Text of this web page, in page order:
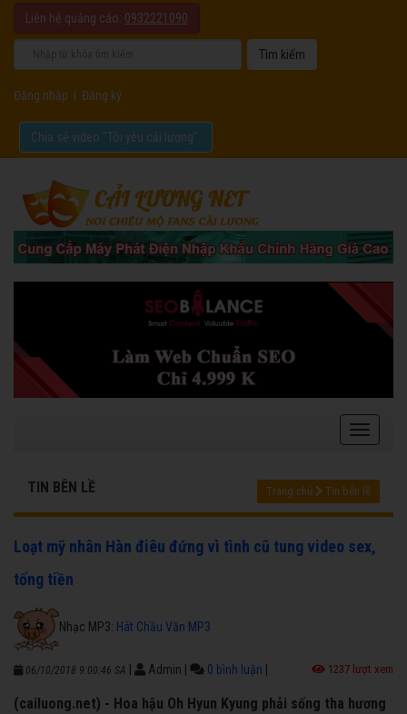
Liên hệ quảng cáo: 0932221090
Đăng nhập Đăng ký
Chia sẻ video "Tôi yêu cải lương".
TIN BÊN LỀ Trang chủ Tin bên lề
Loạt mỹ nhân Hàn điêu đứng vì tình cũ tung video sex,
tống tiền
Nhạc MP3: Hát Chầu Văn MP3
06/10/2018 9:00:46 SA Admin 0 bình luận 1237 lượt xem
(cailuong.net) - Hoa hậu Oh Hyun Kyung phải sống tha hương